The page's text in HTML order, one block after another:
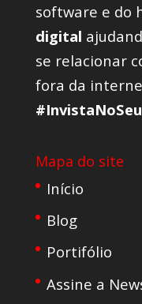
software e do
digital
se relacionar
fora da
Mapa do site
Início
Blog
Portifólio
Assine a